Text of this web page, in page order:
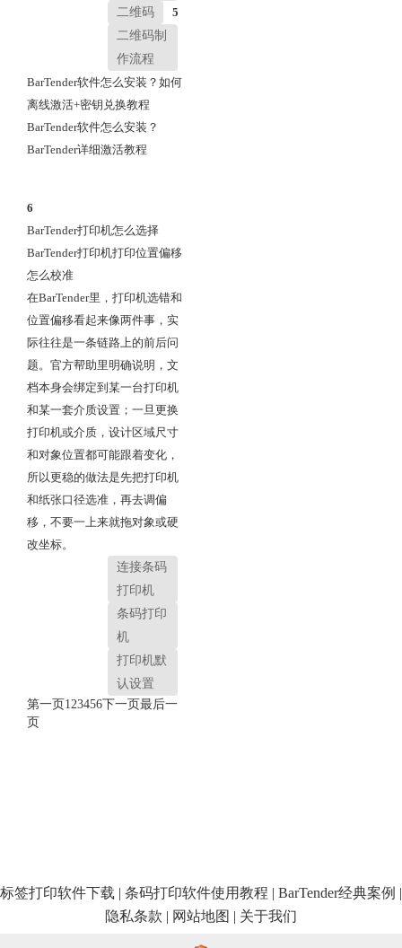
二维码
二维码制
作流程
5
BarTender软件怎么安装？如何
离线激活+密钥兑换教程
BarTender软件怎么安装？
BarTender详细激活教程
6
BarTender打印机怎么选择
BarTender打印机打印位置偏移
怎么校准
在BarTender里，打印机选错和
位置偏移看起来像两件事，实
际往往是一条链路上的前后问
题。官方帮助里明确说明，文
档本身会绑定到某一台打印机
和某一套介质设置；一旦更换
打印机或介质，设计区域尺寸
和对象位置都可能跟着变化，
所以更稳的做法是先把打印机
和纸张口径选准，再去调偏
移，不要一上来就拖对象或硬
改坐标。
连接条码
打印机
条码打印
机
打印机默
认设置
第一页1 23456下一页最后一
页
标签打印软件下载 条码打印软件使用教程 BarTender经典案例
隐私条款
网站地图 关于我们